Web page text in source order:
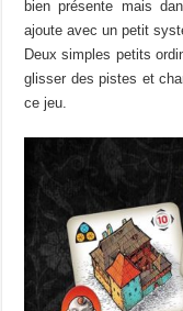
bien présente mais
ajoute avec un petit
Deux simples petits
glisser des pistes et
ce jeu.